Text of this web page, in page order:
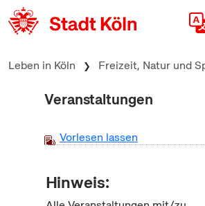
zum Inhalt springen
Leben in Köln Freizeit, Natur und
Veranstaltungen
Vorlesen lassen
Hinweis: